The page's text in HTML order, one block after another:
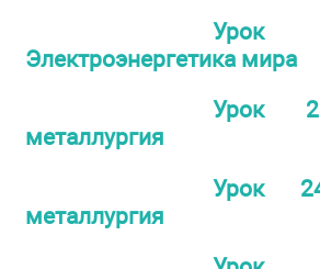
Электроэнергетика мира
Урок
металлургия
Урок
металлургия